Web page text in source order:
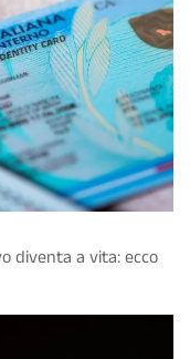
diventa a vita: ecco